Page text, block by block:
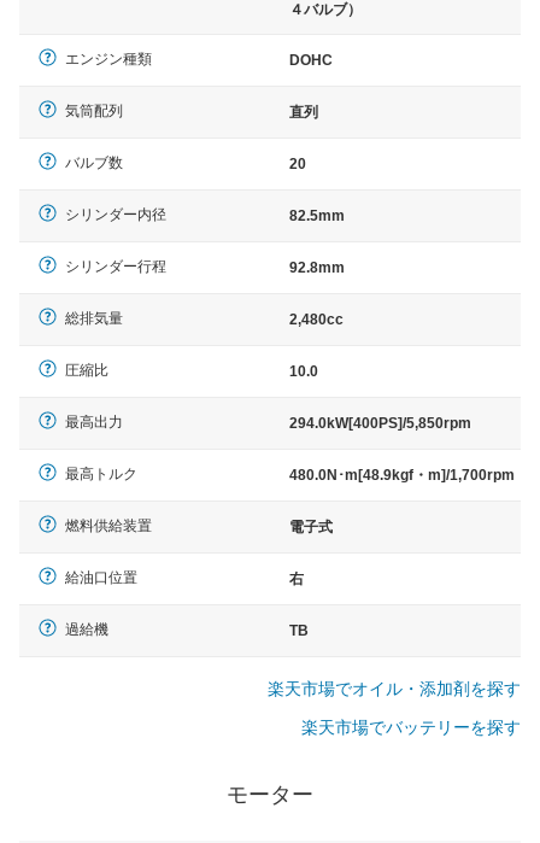
４バルブ）
エンジン種類 DOHC
気筒配列 直列
バルブ数 20
シリンダー内径 82.5mm
シリンダー行程 92.8mm
総排気量 2,480cc
圧縮比 10.0
最高出力 294.0kW[400PS]/5,850rpm
最高トルク 480.0N･m[48.9kgf・m]/1,700rpm
燃料供給装置 電子式
給油口位置 右
過給機 TB
楽天市場でオイル・添加剤を探す
楽天市場でバッテリーを探す
モーター